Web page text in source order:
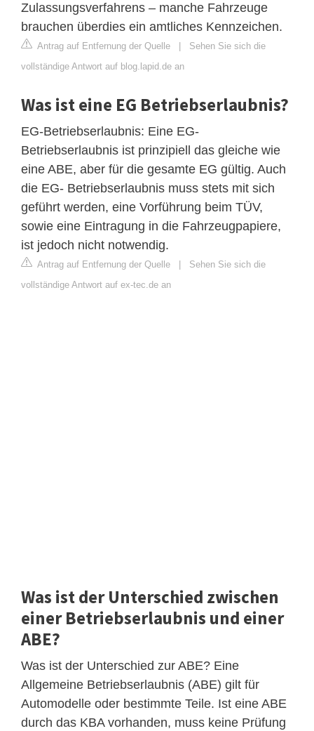
Zulassungsverfahrens – manche Fahrzeuge
brauchen überdies ein amtliches Kennzeichen.
Antrag auf Entfernung der Quelle
Sehen Sie sich die
vollständige Antwort auf blog.lapid.de an
Was ist eine EG Betriebserlaubnis?
EG-Betriebserlaubnis: Eine EG-
Betriebserlaubnis ist prinzipiell das gleiche wie
eine ABE, aber für die gesamte EG gültig. Auch
die EG- Betriebserlaubnis muss stets mit sich
geführt werden, eine Vorführung beim TÜV,
sowie eine Eintragung in die Fahrzeugpapiere,
ist jedoch nicht notwendig.
Antrag auf Entfernung der Quelle
Sehen Sie sich die
vollständige Antwort auf ex-tec.de an
Was ist der Unterschied zwischen
einer Betriebserlaubnis und einer
ABE?
Was ist der Unterschied zur ABE? Eine
Allgemeine Betriebserlaubnis (ABE) gilt für
Automodelle oder bestimmte Teile. Ist eine ABE
durch das KBA vorhanden, muss keine Prüfung